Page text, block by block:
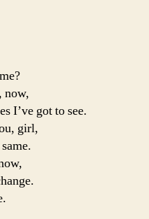
now,
I’ve got to see.
girl,